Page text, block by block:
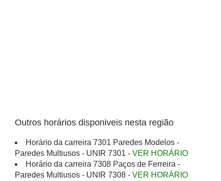
Outros horários disponiveis nesta região
Horário da carreira 7301 Paredes Modelos -
Paredes Multiusos - UNIR 7301 - VER HORÁRIO
Horário da carreira 7308 Paços de Ferreira -
Paredes Multiusos - UNIR 7308 - VER HORÁRIO